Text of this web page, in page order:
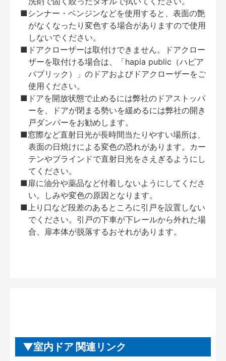
■シンナー・ベンジンなどを使用すると、表面の艶
がなくなったり変色する場合がありますので使用
しないでください。
■ドアクローザーは取付けできません。ドアクロー
ザーを取付ける場合は、「hapia public（ハピア
パブリック）」のドアおよびドアクローザーをご
使用ください。
■ドアを開放状態で止めるには弊社のドアストッパ
ーを、ドアが閉まる勢いを緩めるには弊社の開き
戸ダンパーをお勧めします。
■窓際など直射日光が長時間当たりやすい場所は、
表面の日焼けによる変色の恐れがあります。カー
テンやブラインドで直射日光をさえぎるようにし
てください。
■扉に油分や薬品など付着しないようにしてくださ
い。しみや変色の原因となります。
■上り口など段差のあるところに引戸を設置しない
でください。引戸の下車が下レールから外れた場
合、扉本体が脱落するおそれがあります。
室内ドア 関連リンク